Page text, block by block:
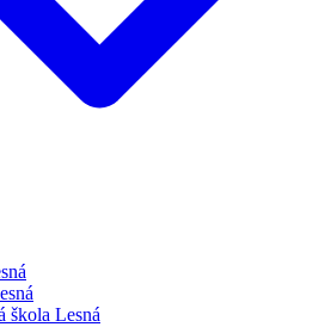
škola Lesná